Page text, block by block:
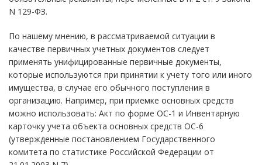
N 129-ФЗ.
По нашему мнению, в рассматриваемой ситуации в
качестве первичных учетных документов следует
применять унифицированные первичные документы,
которые используются при принятии к учету того или иного
имущества, в случае его обычного поступления в
организацию. Например, при приемке основных средств
можно использовать: Акт по форме ОС-1 и Инвентарную
карточку учета объекта основных средств ОС-6
(утвержденные постановлением Государственного
комитета по статистике Российской Федерации от